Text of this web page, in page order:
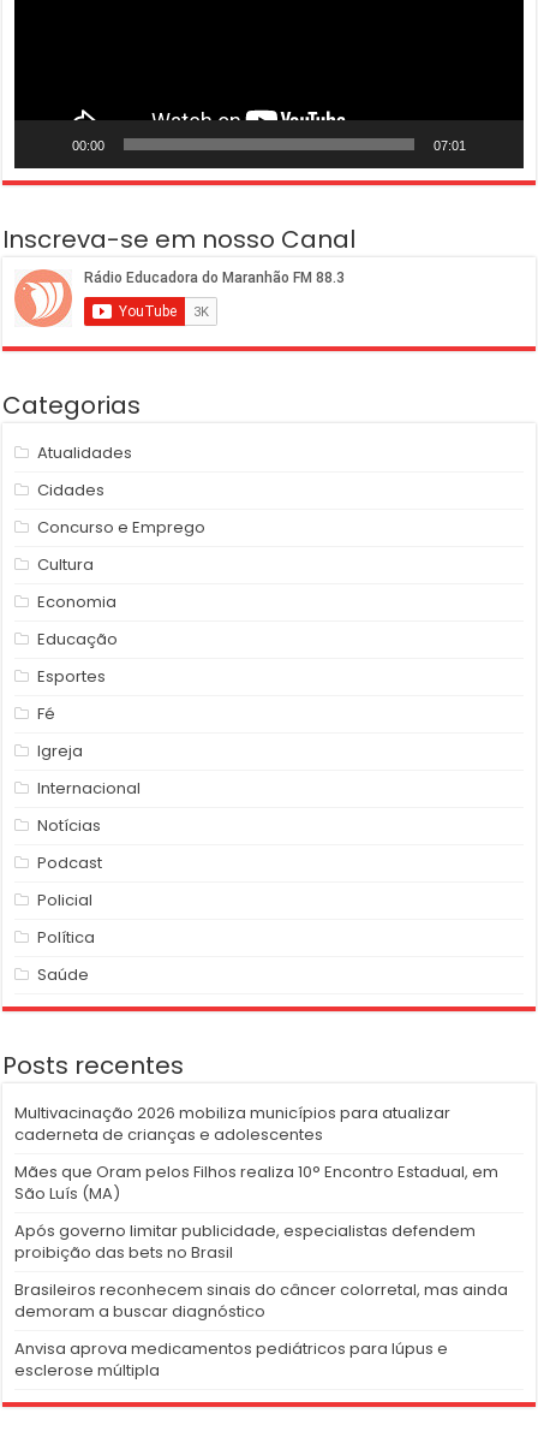
00:00 07:01
Inscreva-se em nosso Canal
Categorias
Atualidades
Cidades
Concurso e Emprego
Cultura
Economia
Educação
Esportes
Fé
Igreja
Internacional
Notícias
Podcast
Policial
Política
Saúde
Posts recentes
Multivacinação 2026 mobiliza municípios para atualizar
caderneta de crianças e adolescentes
Mães que Oram pelos Filhos realiza 10° Encontro Estadual, em
São Luís (MA)
Após governo limitar publicidade, especialistas defendem
proibição das bets no Brasil
Brasileiros reconhecem sinais do câncer colorretal, mas ainda
demoram a buscar diagnóstico
Anvisa aprova medicamentos pediátricos para lúpus e
esclerose múltipla